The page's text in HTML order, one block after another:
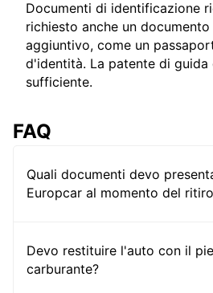
Documenti di identificazione
richiesto anche un
aggiuntivo, come un
d'identità. La patente di guida
sufficiente.
FAQ
Quali documenti devo
Europcar al momento del
Devo restituire l'auto con il
carburante?